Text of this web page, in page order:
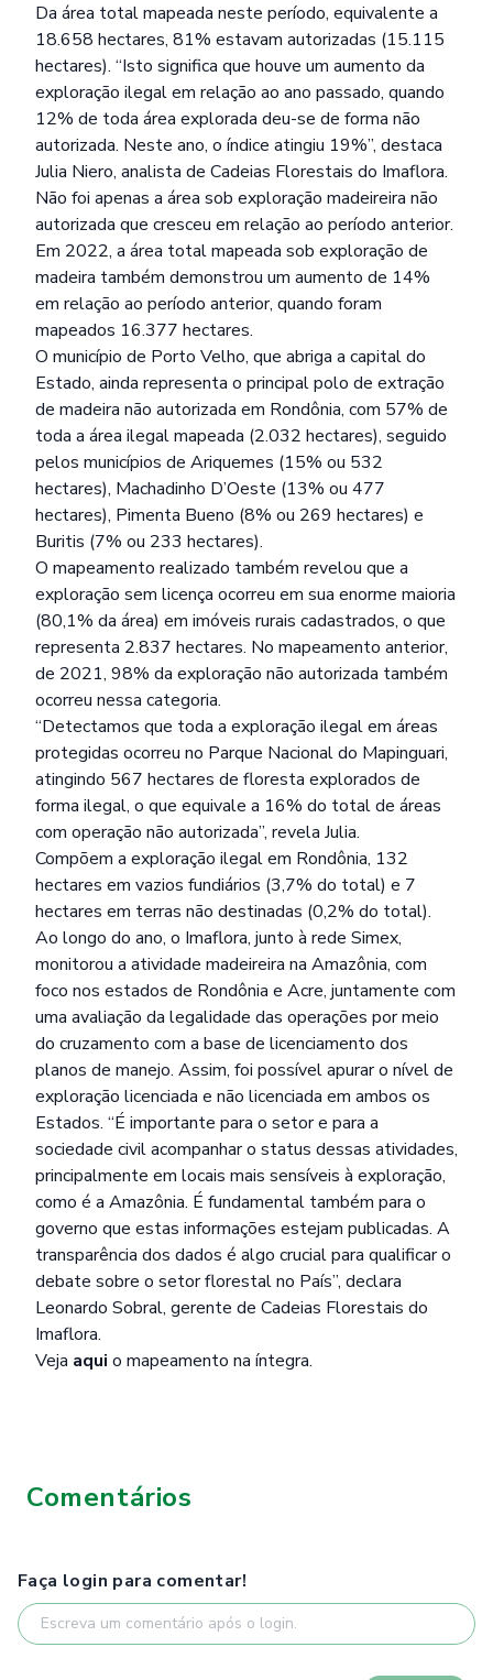
Da área total mapeada neste período, equivalente a
18.658 hectares, 81% estavam autorizadas (15.115
hectares). “Isto significa que houve um aumento da
exploração ilegal em relação ao ano passado, quando
12% de toda área explorada deu-se de forma não
autorizada. Neste ano, o índice atingiu 19%”, destaca
Julia Niero, analista de Cadeias Florestais do Imaflora.
Não foi apenas a área sob exploração madeireira não
autorizada que cresceu em relação ao período anterior.
Em 2022, a área total mapeada sob exploração de
madeira também demonstrou um aumento de 14%
em relação ao período anterior, quando foram
mapeados 16.377 hectares.
O município de Porto Velho, que abriga a capital do
Estado, ainda representa o principal polo de extração
de madeira não autorizada em Rondônia, com 57% de
toda a área ilegal mapeada (2.032 hectares), seguido
pelos municípios de Ariquemes (15% ou 532
hectares), Machadinho D’Oeste (13% ou 477
hectares), Pimenta Bueno (8% ou 269 hectares) e
Buritis (7% ou 233 hectares).
O mapeamento realizado também revelou que a
exploração sem licença ocorreu em sua enorme maioria
(80,1% da área) em imóveis rurais cadastrados, o que
representa 2.837 hectares. No mapeamento anterior,
de 2021, 98% da exploração não autorizada também
ocorreu nessa categoria.
“Detectamos que toda a exploração ilegal em áreas
protegidas ocorreu no Parque Nacional do Mapinguari,
atingindo 567 hectares de floresta explorados de
forma ilegal, o que equivale a 16% do total de áreas
com operação não autorizada”, revela Julia.
Compõem a exploração ilegal em Rondônia, 132
hectares em vazios fundiários (3,7% do total) e 7
hectares em terras não destinadas (0,2% do total).
Ao longo do ano, o Imaflora, junto à rede Simex,
monitorou a atividade madeireira na Amazônia, com
foco nos estados de Rondônia e Acre, juntamente com
uma avaliação da legalidade das operações por meio
do cruzamento com a base de licenciamento dos
planos de manejo. Assim, foi possível apurar o nível de
exploração licenciada e não licenciada em ambos os
Estados. “É importante para o setor e para a
sociedade civil acompanhar o status dessas atividades,
principalmente em locais mais sensíveis à exploração,
como é a Amazônia. É fundamental também para o
governo que estas informações estejam publicadas. A
transparência dos dados é algo crucial para qualificar o
debate sobre o setor florestal no País”, declara
Leonardo Sobral, gerente de Cadeias Florestais do
Imaflora.
Veja aqui o mapeamento na íntegra.
Comentários
Faça login para comentar!